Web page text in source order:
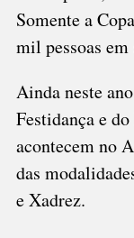
Somente a
mil pessoas em
Ainda neste
Festidança e
acontecem no
das
e Xadrez.